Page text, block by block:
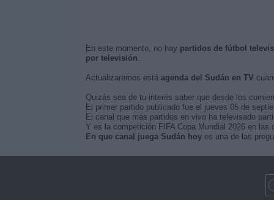
En este momento, no hay partidos de fútbol
por televisión.
Actualizaremos está agenda del Sudán en TV
Quizás sea de tu interés saber que desde los
El primer partido publicado fue el jueves 05 de
El canal que más partidos en vivo ha televisado
Y es la competición FIFA Copa Mundial 2026 en
En que canal juega Sudán hoyes una de las